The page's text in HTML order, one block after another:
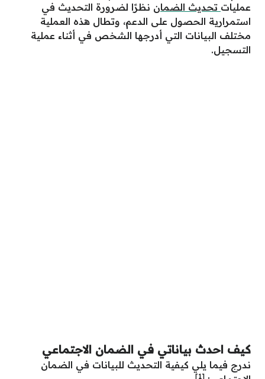
عمليات تحديث الضمان نظرًا لضرورة التحديث في
استمرارية الحصول على الدعم، وتطال هذه العملية
مختلف البيانات التي أدرجها الشخص في أثناء عملية
التسجيل.
كيف احدث بياناتي في الضمان الاجتماعي
ندرج فيما يلي كيفية التحديث للبيانات في الضمان
[1]